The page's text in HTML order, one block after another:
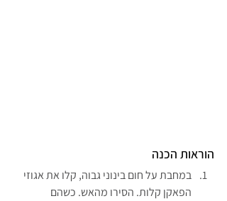
הוראות הכנה
במחבת על חום בינוני גבוה, קלו את אגוזי
הפאקן קלות. הסירו מהאש. כשהם